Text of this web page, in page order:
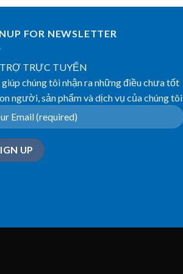
FOR NEWSLETTER
TRỰC TUYẾN
chúng tôi nhận ra những điều chưa tốt
người, sản phẩm và dịch vụ của chúng tôi